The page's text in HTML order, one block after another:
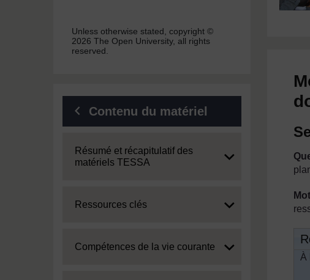
Unless otherwise stated, copyright ©
2026 The Open University, all rights
reserved.
Contenu du matériel
Expand
Résumé et récapitulatif des
matériels TESSA
Expand
Ressources clés
Expand
Compétences de la vie courante
À